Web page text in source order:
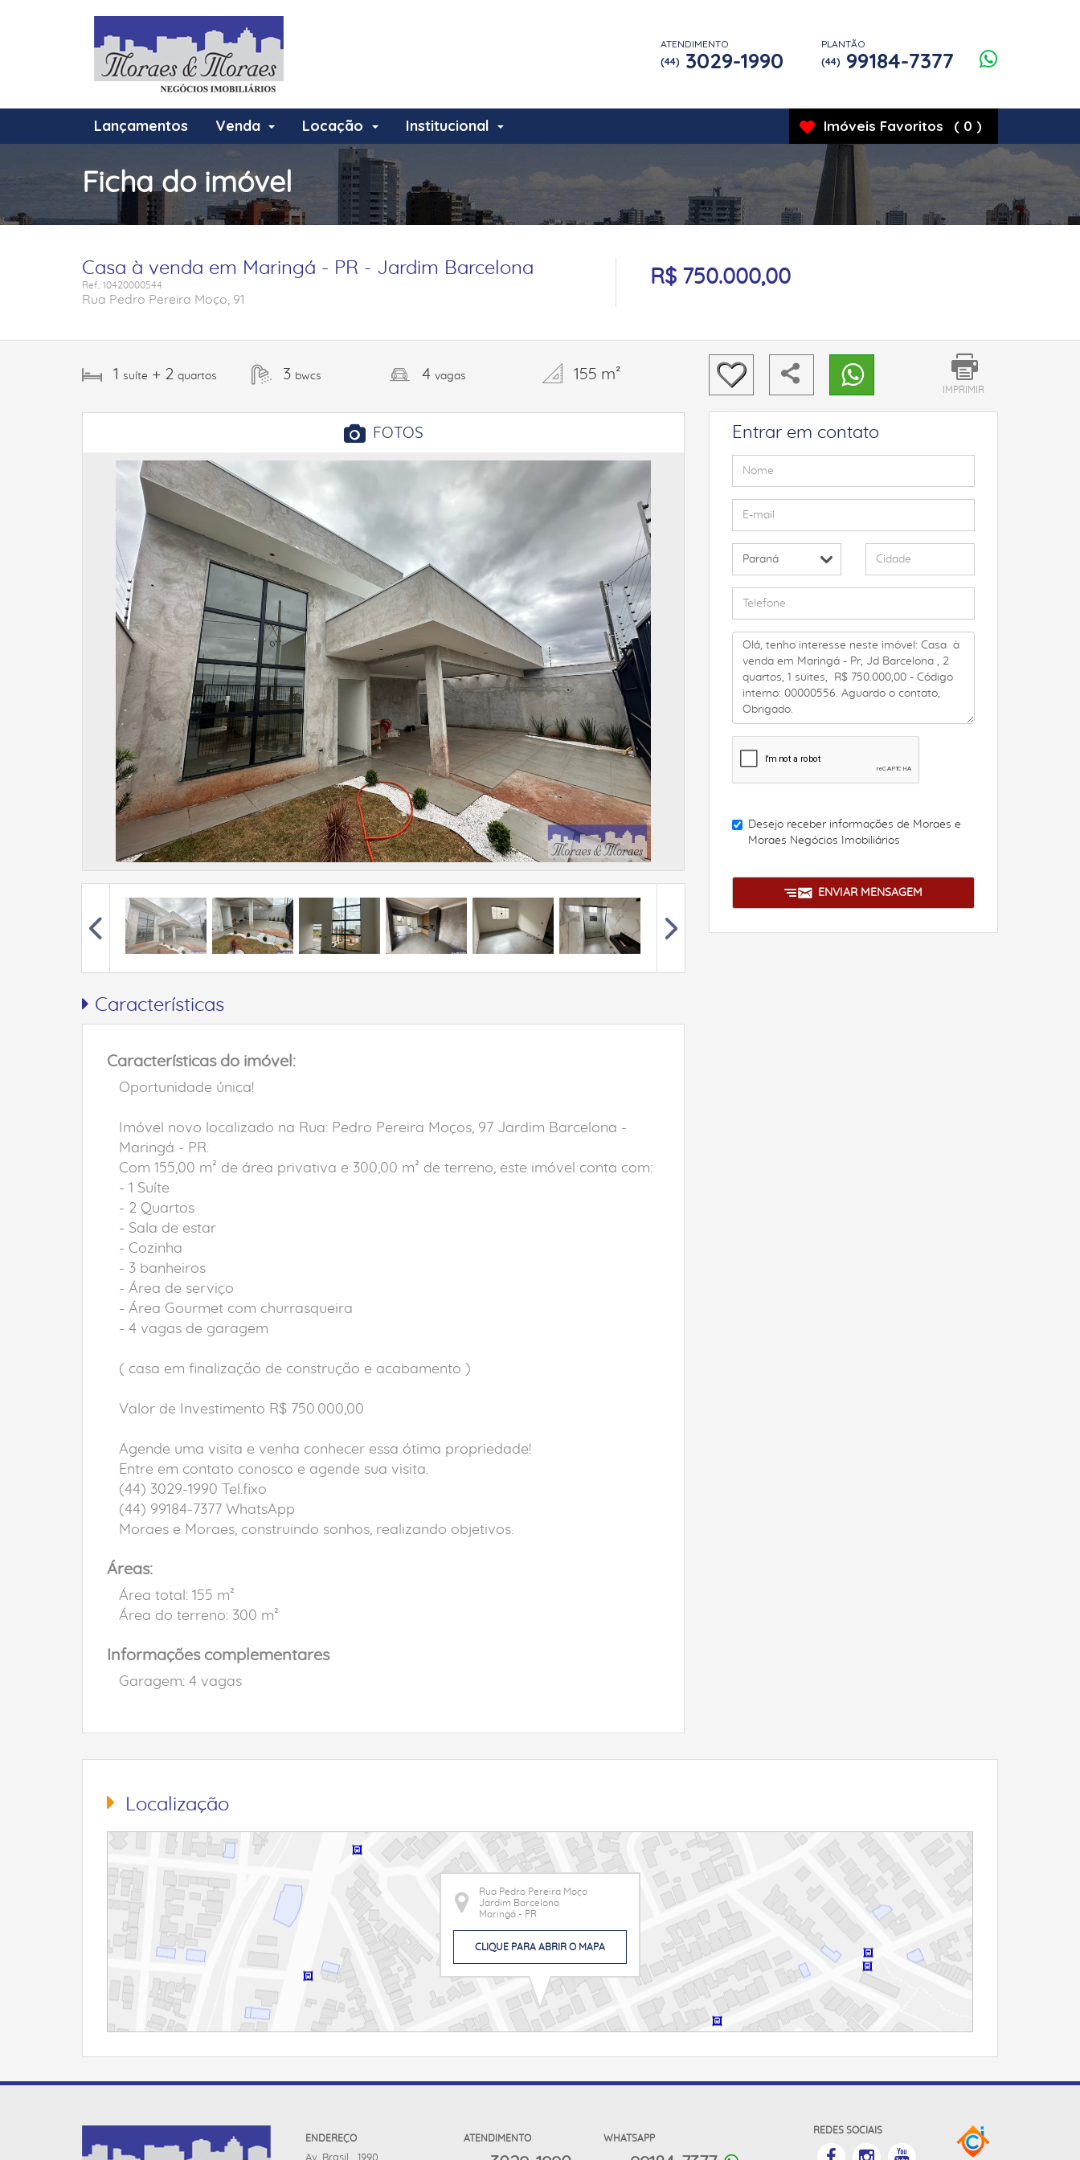
ATENDIMENTO
(44) 3029-1990
PLANTÃO
(44) 99184-7377
Lançamentos Venda Locação Institucional Imóveis Favoritos ( 0 )
Ficha do imóvel
Casa à venda em Maringá - PR - Jardim Barcelona
Ref.: 10420000544
Rua Pedro Pereira Moço, 91
R$ 750.000,00
1 suíte + 2 quartos 3 bwcs 4 vagas 155 m²
FOTOS
IMPRIMIR
Entrar em contato
Desejo receber informações de Moraes e
Moraes Negócios Imobiliários
ENVIAR MENSAGEM
Características
Características do imóvel:
Oportunidade única!
Imóvel novo localizado na Rua: Pedro Pereira Moços, 97 Jardim Barcelona -
Maringá - PR.
Com 155,00 m² de área privativa e 300,00 m² de terreno, este imóvel conta com:
- 1 Suíte
- 2 Quartos
- Sala de estar
- Cozinha
- 3 banheiros
- Área de serviço
- Área Gourmet com churrasqueira
- 4 vagas de garagem
( casa em finalização de construção e acabamento )
Valor de Investimento R$ 750.000,00
Agende uma visita e venha conhecer essa ótima propriedade!
Entre em contato conosco e agende sua visita.
(44) 3029-1990 Tel.fixo
(44) 99184-7377 WhatsApp
Moraes e Moraes, construindo sonhos, realizando objetivos.
Áreas:
Área total: 155 m²
Área do terreno: 300 m²
Informações complementares
Garagem: 4 vagas
Localização
Rua Pedro Pereira Moço
Jardim Barcelona
Maringá - PR
CLIQUE PARA ABRIR O MAPA
ENDEREÇO ATENDIMENTO WHATSAPP
REDES SOCIAIS